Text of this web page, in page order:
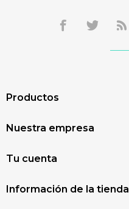
Productos
Nuestra empresa
Tu cuenta
Información de la tienda